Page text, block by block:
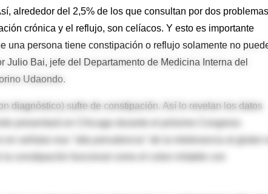
alrededor del 2,5% de los que consultan por dos problemas
crónica y el reflujo, son celíacos. Y esto es importante
una persona tiene constipación o reflujo solamente no
Bai, jefe del Departamento de Medicina Interna del
Udaondo.
diagnóstico) sufre de constipación. Así lo revelan los datos
presentará en Chicago durante el próximo Congreso
en señalar esa "alta prevalencia" de la intolerancia al gluten
constipación funcional como el colon irritable con